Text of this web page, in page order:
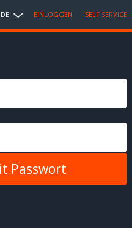
DE EINLOGGEN SELF SERVICE